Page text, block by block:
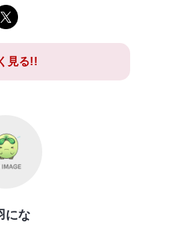
見る!!
にな